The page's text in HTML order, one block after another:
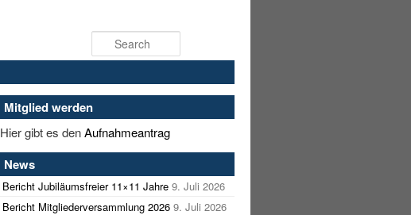
Mitglied werden
Hier gibt es denAufnahmeantrag
News
Bericht Jubiläumsfreier 11×11 Jahre 9. Juli 2026
Bericht Mitgliederversammlung 2026 9. Juli 2026